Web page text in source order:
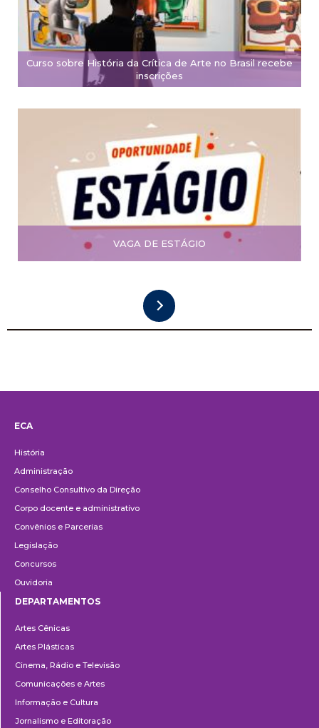
Curso sobre História da Crítica de Arte no Brasil recebe
inscrições
VAGA DE ESTÁGIO
ECA
História
Administração
Conselho Consultivo da Direção
Corpo docente e administrativo
Convênios e Parcerias
Legislação
Concursos
Ouvidoria
DEPARTAMENTOS
Artes Cênicas
Artes Plásticas
Cinema, Rádio e Televisão
Comunicações e Artes
Informação e Cultura
Jornalismo e Editoração